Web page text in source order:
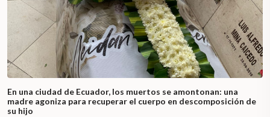
En una ciudad de Ecuador, los muertos se amontonan: una
madre agoniza para recuperar el cuerpo en descomposición de
su hijo